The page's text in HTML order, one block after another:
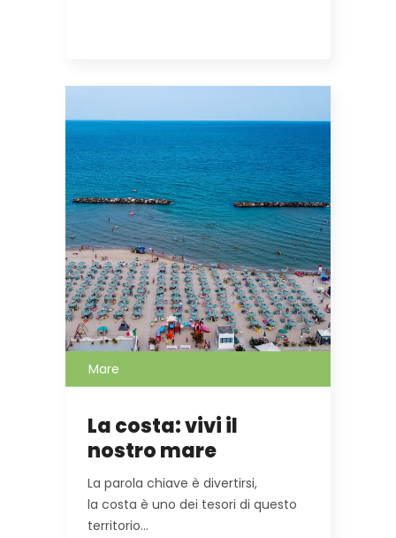
Mare
La costa: vivi il
nostro mare
La parola chiave è divertirsi,
la costa è uno dei tesori di questo
territorio…